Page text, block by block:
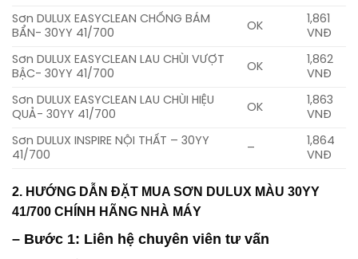
Sơn DULUX EASYCLEAN CHỐNG BÁM
BẨN- 30YY 41/700
OK
1,861
VNĐ
Sơn DULUX EASYCLEAN LAU CHÙI VƯỢT
BẬC- 30YY 41/700
OK
1,862
VNĐ
Sơn DULUX EASYCLEAN LAU CHÙI HIỆU
QUẢ- 30YY 41/700
OK
1,863
VNĐ
Sơn DULUX INSPIRE NỘI THẤT – 30YY
41/700
–
1,864
VNĐ
2. HƯỚNG DẪN ĐẶT MUA SƠN DULUX MÀU 30YY
41/700 CHÍNH HÃNG NHÀ MÁY
– Bước 1: Liên hệ chuyên viên tư vấn